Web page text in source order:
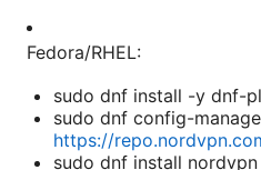
Fedora/RHEL:
sudo dnf install -y dnf-
sudo dnf config-
https://
sudo dnf install nordvpn